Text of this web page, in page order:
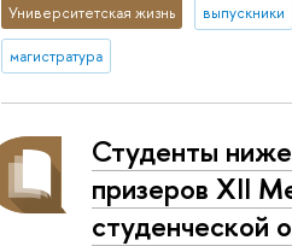
Университетская жизнь выпускники
магистратура
Студенты
призеров XII
студенческой